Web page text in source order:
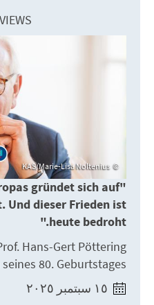
gründet sich auf
Und dieser Frieden ist
heute bedroht."
Hans-Gert Pöttering
80. Geburtstages